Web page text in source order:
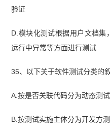
验证
D.模块化测试根据用户文档集
运行中异常等方面进行测试
35、以下关于软件测试分类的
A.按是否关联代码分为动态测
B.按测试实施主体分为开发方